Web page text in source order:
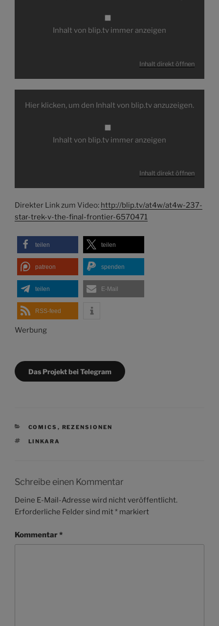
Inhalt von blip.tv immer anzeigen
Inhalt direkt öffnen
Inhalt
blip.tv
Hier klicken, um den Inhalt von blip.tv anzuzeigen.
Inhalt von blip.tv immer anzeigen
Inhalt direkt öffnen
Direkter Link zum Video: http://blip.tv/at4w/at4w-237-
star-trek-v-the-final-frontier-6570471
teilen teilen
patreon spenden
teilen E-Mail
RSS-feed
Werbung
Das Projekt bei Telegram
KATEGORIEN
COMICS , REZENSIONEN
SCHLAGWÖRTER
LINKARA
Schreibe einen Kommentar
Deine E-Mail-Adresse wird nicht veröffentlicht.
Erforderliche Felder sind mit* markiert
Kommentar*